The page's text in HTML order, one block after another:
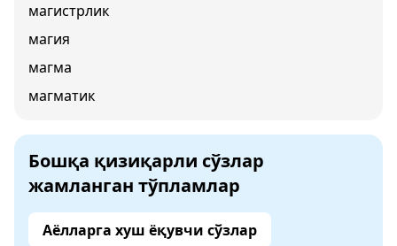
магистрлик
магия
магма
магматик
Бошқа қизиқарли сўзлар
жамланган тўпламлар
Аёлларга хуш ёқувчи сўзлар